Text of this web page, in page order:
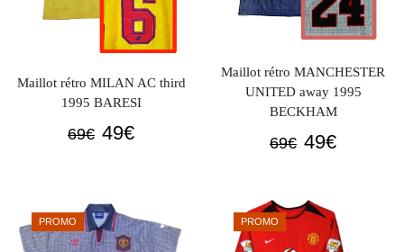
Maillot rétro MILAN AC third
1995 BARESI
69€ Le
était :
69€.
49€Le
49€.
Maillot rétro MANCHESTER
UNITED away 1995
BECKHAM
69€ Le
était :
69€.
49€Le
49€.
PROMO PROMO